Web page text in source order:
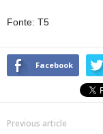
Fonte: T5
Facebook
Previous article